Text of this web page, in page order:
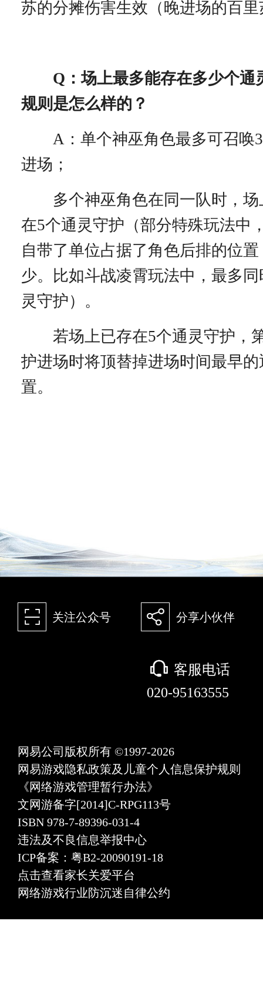
苏的分摊伤害生效（晚进场的百
Q：场上最多能存在多少个通
规则是怎么样的？
A：单个神巫角色最多可召唤3
进场；
多个神巫角色在同一队时，场
在5个通灵守护（部分特殊玩法中
自带了单位占据了角色后排的位
少。比如斗战凌霄玩法中，最多
灵守护）。
若场上已存在5个通灵守护，
护进场时将顶替掉进场时间最早
置。
򰀁 关注公众号 򰀂 分享小伙伴
򰀃 客服电话
020-95163555
网易公司版权所有 ©1997-2026
网易游戏隐私政策及儿童个人信息保护规则
《网络游戏管理暂行办法》
文网游备字[2014]C-RPG113号
ISBN 978-7-89396-031-4
违法及不良信息举报中心
ICP备案：粤B2-20090191-18
点击查看家长关爱平台
网络游戏行业防沉迷自律公约